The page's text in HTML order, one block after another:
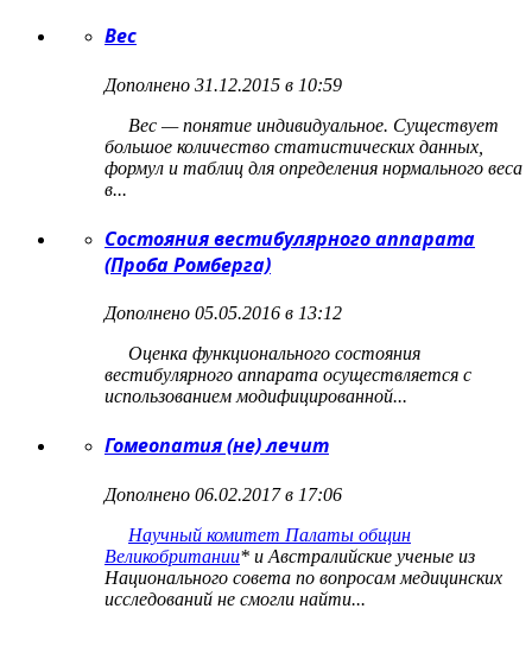
Вес
Дополнено 31.12.2015 в 10:59
Вес — понятие индивидуальное. Существует
большое количество статистических данных,
формул и таблиц для определения нормального веса
в...
Состояния вестибулярного аппарата
(Проба Ромберга)
Дополнено 05.05.2016 в 13:12
Оценка функционального состояния
вестибулярного аппарата осуществляется с
использованием модифицированной...
Гомеопатия (не) лечит
Дополнено 06.02.2017 в 17:06
Научный комитет Палаты общин
Великобритании* и Австралийские ученые из
Национального совета по вопросам медицинских
исследований не смогли найти...